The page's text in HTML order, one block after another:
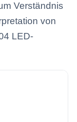
Verständnis
von
LED-